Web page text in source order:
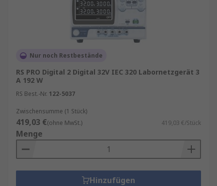
Nur noch Restbestände
RS PRO Digital 2 Digital 32V IEC 320 Labornetzgerät 3
A 192 W
RS Best.-Nr. 122-5037
Zwischensumme (1 Stück)
419,03 €(ohne MwSt.) 419,03 €/Stück
Menge
Hinzufügen